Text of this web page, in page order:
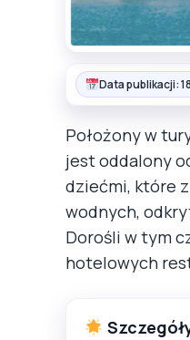
Data publikacji:
Położony w
jest oddalony
dziećmi, które
wodnych,
Dorośli w tym
hotelowych